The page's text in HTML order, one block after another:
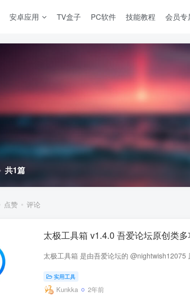
安卓应用 TV盒子 PC软件 技能教程 会员专
共1篇
点赞 评论
太极工具箱 v1.4.0 吾爱论坛原创类
实用工具
Kunkka 2年前